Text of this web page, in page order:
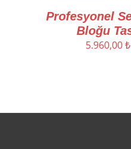
Profesyonel
Bloğu
5.960,00₺